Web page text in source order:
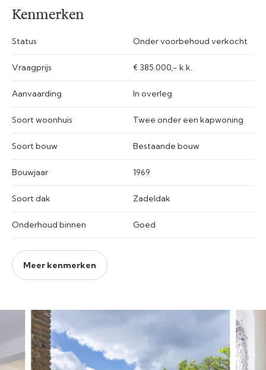
Kenmerken
Status Onder voorbehoud verkocht
Vraagprijs € 385.000,- k.k.
Aanvaarding In overleg
Soort woonhuis Twee onder een kapwoning
Soort bouw Bestaande bouw
Bouwjaar 1969
Soort dak Zadeldak
Onderhoud binnen Goed
Meer kenmerken